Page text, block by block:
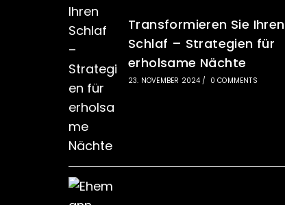
Transformieren Sie Ihren
Schlaf – Strategien für
erholsame Nächte
23. NOVEMBER 2024 / 0 COMMENTS